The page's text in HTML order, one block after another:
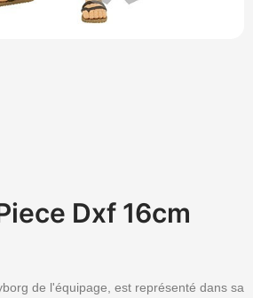
Dxf 16cm
de l'équipage, est représenté dans sa